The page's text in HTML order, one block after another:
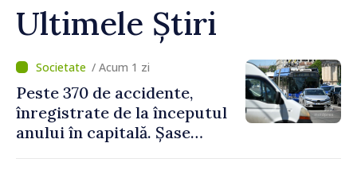
Ultimele Știri
/ Acum 1 zi
Peste 370 de accidente,
înregistrate de la începutul
anului în capitală. Șase